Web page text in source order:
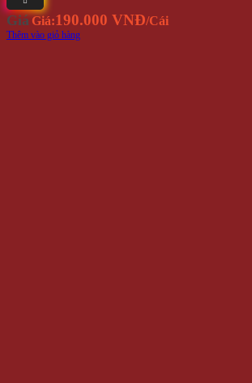
Giá Giá:190.000 VNĐ/Cái
Thêm vào giỏ hàng